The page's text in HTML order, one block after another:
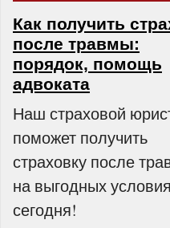
Как получить
после травмы:
порядок, помощь
адвоката
Наш страховой
поможет получить
страховку после
на выгодных
сегодня!